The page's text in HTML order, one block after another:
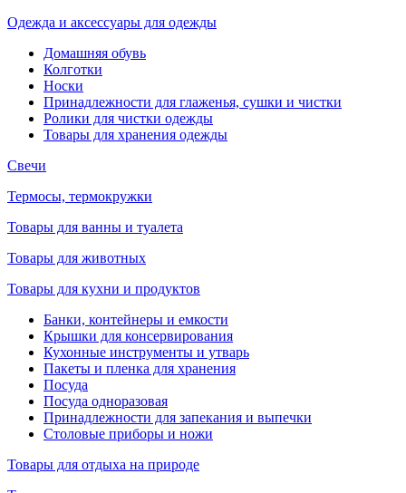
Одежда и аксессуары для одежды
Домашняя обувь
Колготки
Носки
Принадлежности для глаженья, сушки и чистки
Ролики для чистки одежды
Товары для хранения одежды
Свечи
Термосы, термокружки
Товары для ванны и туалета
Товары для животных
Товары для кухни и продуктов
Банки, контейнеры и емкости
Крышки для консервирования
Кухонные инструменты и утварь
Пакеты и пленка для хранения
Посуда
Посуда одноразовая
Принадлежности для запекания и выпечки
Столовые приборы и ножи
Товары для отдыха на природе